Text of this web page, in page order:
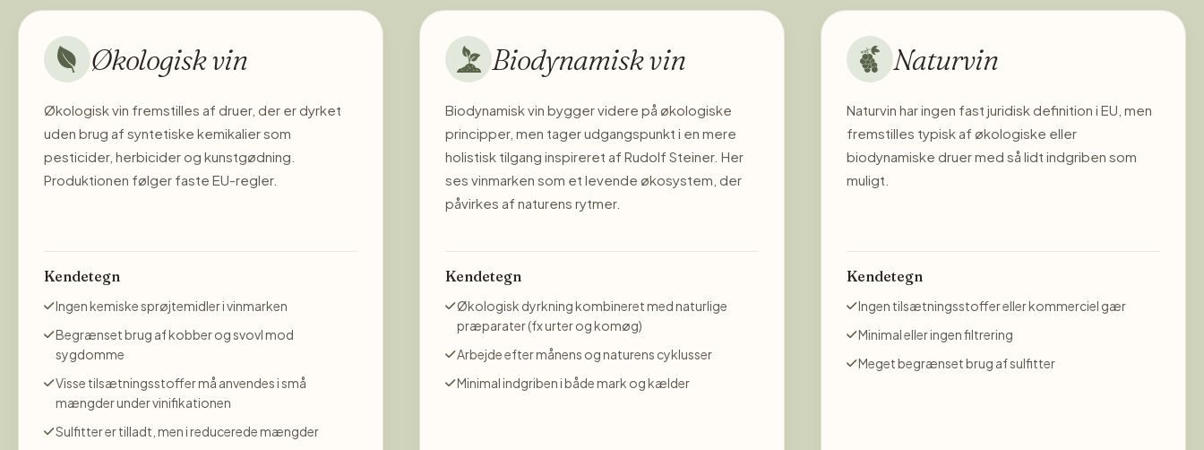
Økologisk vin
Økologisk vin fremstilles af druer, der er dyrket
uden brug af syntetiske kemikalier som
pesticider, herbicider og kunstgødning.
Produktionen følger faste EU-regler.
Kendetegn
Ingen kemiske sprøjtemidler i vinmarken
Begrænset brug af kobber og svovl mod
sygdomme
Visse tilsætningsstoffer må anvendes i små
mængder under vinifikationen
Sulfitter er tilladt, men i reducerede mængder
Biodynamisk vin
Biodynamisk vin bygger videre på økologiske
principper, men tager udgangspunkt i en mere
holistisk tilgang inspireret af Rudolf Steiner. Her
ses vinmarken som et levende økosystem, der
påvirkes af naturens rytmer.
Kendetegn
Økologisk dyrkning kombineret med naturlige
præparater (fx urter og komøg)
Arbejde efter månens og naturens cyklusser
Minimal indgriben i både mark og kælder
Naturvin
Naturvin har ingen fast juridisk definition i EU, men
fremstilles typisk af økologiske eller
biodynamiske druer med så lidt indgriben som
muligt.
Kendetegn
Ingen tilsætningsstoffer eller kommerciel gær
Minimal eller ingen filtrering
Meget begrænset brug af sulfitter